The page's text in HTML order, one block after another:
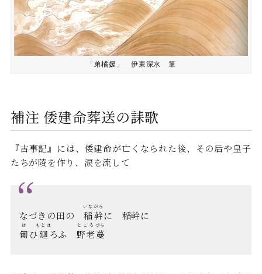
「弟橘媛」 伊東深水 筆
補注 倭建命葬送の誄歌
『古事記』には、倭建命が亡くなられた後、その后や皇子
たちが陵を作り、涙を流して
なづきの田の稲
いな
幹
がら
に 稲幹に
匍
は
ひ廻
もとほ
ろふ 野老
ところ
蔓
づら